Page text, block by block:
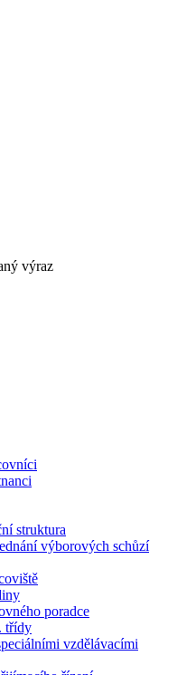
výraz
struktura
výborových schůzí
poradce
třídy
vzdělávacími